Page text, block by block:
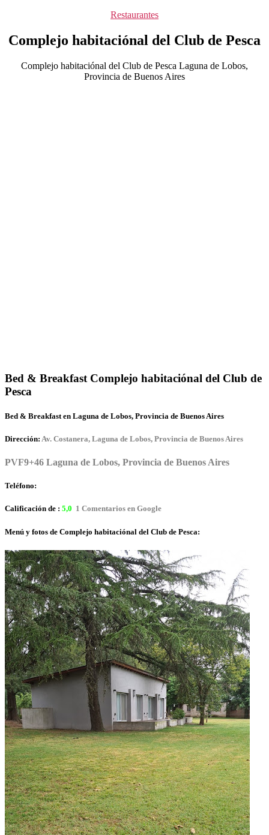
Categorías
Restaurantes
Complejo habitaciónal del Club de Pesca
Complejo habitaciónal del Club de Pesca Laguna de Lobos,
Provincia de Buenos Aires
Bed & Breakfast Complejo habitaciónal del Club de
Pesca
Bed & Breakfast en Laguna de Lobos, Provincia de Buenos Aires
Dirección: Av. Costanera, Laguna de Lobos, Provincia de Buenos Aires
PVF9+46 Laguna de Lobos, Provincia de Buenos Aires
Teléfono:
Calificación de : 5,0 1 Comentarios en Google
Menú y fotos de Complejo habitaciónal del Club de Pesca: